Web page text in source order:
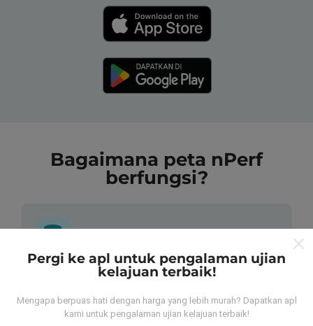
Bagaimana peta nPerf
berfungsi?
Dari mana asalnya data-data ni?
Data-data dikumpulkan dari ujian yang telah dilakukan
oleh pengguna app kami sendiri. Ujian ini dijalankan
Pergi ke apl untuk pengalaman ujian
kelajuan terbaik!
Mengapa berpuas hati dengan harga yang lebih murah? Dapatkan apl
kami untuk pengalaman ujian kelajuan terbaik!